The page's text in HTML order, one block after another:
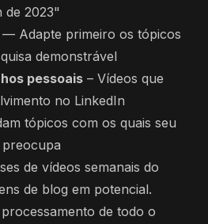
de 2023"
— Adapte primeiro os tópicos
demonstrável
pessoais – Vídeos que
no LinkedIn
tópicos com os quais seu
de vídeos semanais do
de blog em potencial.
de todo o